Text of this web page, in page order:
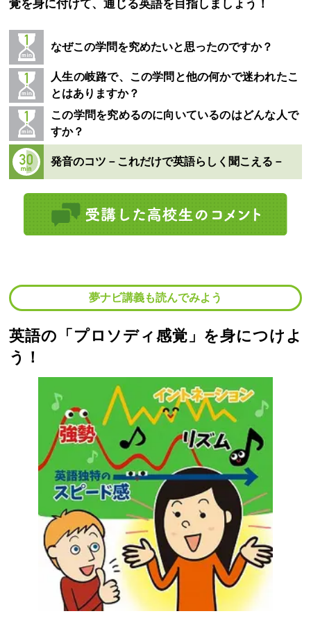
覚を身に付けて、通じる英語を目指しましょう！
なぜこの学問を究めたいと思ったのですか？
人生の岐路で、この学問と他の何かで迷われたこ
とはありますか？
この学問を究めるのに向いているのはどんな人で
すか？
発音のコツ－これだけで英語らしく聞こえる－
夢ナビ講義も読んでみよう
英語の「プロソディ感覚」を身につけよ
う！